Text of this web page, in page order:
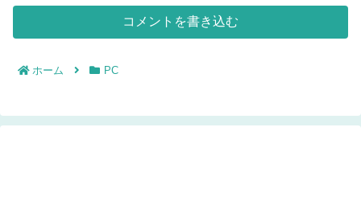
コメントを書き込む
ホーム PC